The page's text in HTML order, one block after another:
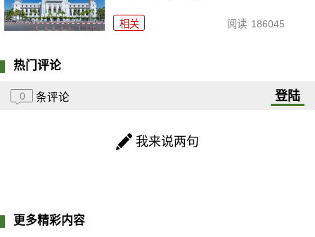
相关 阅读 186045
热门评论
0 条评论 登陆
我来说两句
更多精彩内容